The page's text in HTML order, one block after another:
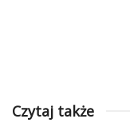
Czytaj także